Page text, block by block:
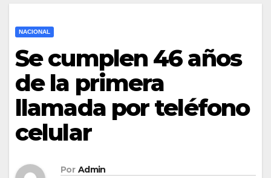
NACIONAL
Se cumplen 46 años
de la primera
llamada por teléfono
celular
Por Admin